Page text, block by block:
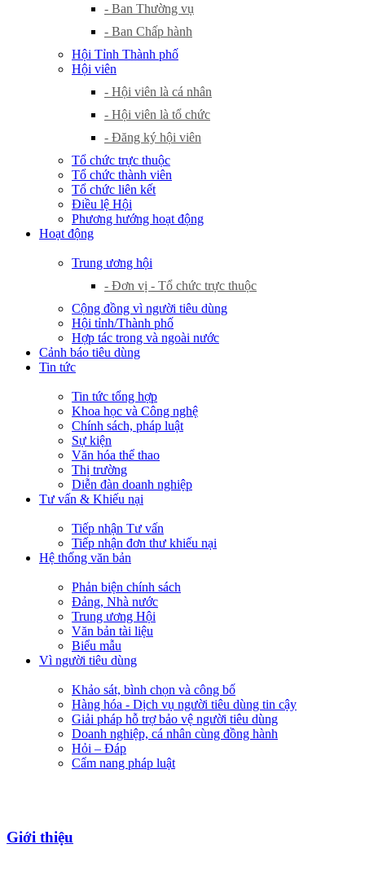
- Ban Thường vụ
- Ban Chấp hành
Hội Tỉnh Thành phố
Hội viên
- Hội viên là cá nhân
- Hội viên là tổ chức
- Đăng ký hội viên
Tổ chức trực thuộc
Tổ chức thành viên
Tổ chức liên kết
Điều lệ Hội
Phương hướng hoạt động
Hoạt động
Trung ương hội
- Đơn vị - Tổ chức trực thuộc
Cộng đồng vì người tiêu dùng
Hội tỉnh/Thành phố
Hợp tác trong và ngoài nước
Cảnh báo tiêu dùng
Tin tức
Tin tức tổng hợp
Khoa học và Công nghệ
Chính sách, pháp luật
Sự kiện
Văn hóa thể thao
Thị trường
Diễn đàn doanh nghiệp
Tư vấn & Khiếu nại
Tiếp nhận Tư vấn
Tiếp nhận đơn thư khiếu nại
Hệ thống văn bản
Phản biện chính sách
Đảng, Nhà nước
Trung ương Hội
Văn bản tài liệu
Biểu mẫu
Vì người tiêu dùng
Khảo sát, bình chọn và công bố
Hàng hóa - Dịch vụ người tiêu dùng tin cậy
Giải pháp hỗ trợ bảo vệ người tiêu dùng
Doanh nghiệp, cá nhân cùng đồng hành
Hỏi – Đáp
Cẩm nang pháp luật
Giới thiệu